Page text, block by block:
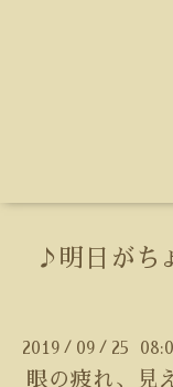
♪明日がち
2019 / 09 / 25
眼の疲れ、見